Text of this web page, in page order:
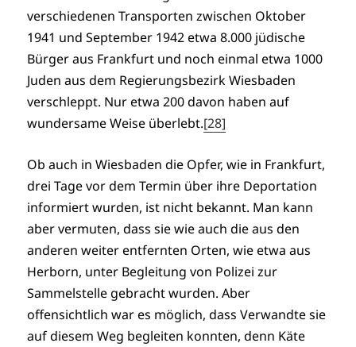
verschiedenen Transporten zwischen Oktober
1941 und September 1942 etwa 8.000 jüdische
Bürger aus Frankfurt und noch einmal etwa 1000
Juden aus dem Regierungsbezirk Wiesbaden
verschleppt. Nur etwa 200 davon haben auf
wundersame Weise überlebt.[28]
Ob auch in Wiesbaden die Opfer, wie in Frankfurt,
drei Tage vor dem Termin über ihre Deportation
informiert wurden, ist nicht bekannt. Man kann
aber vermuten, dass sie wie auch die aus den
anderen weiter entfernten Orten, wie etwa aus
Herborn, unter Begleitung von Polizei zur
Sammelstelle gebracht wurden. Aber
offensichtlich war es möglich, dass Verwandte sie
auf diesem Weg begleiten konnten, denn Käte